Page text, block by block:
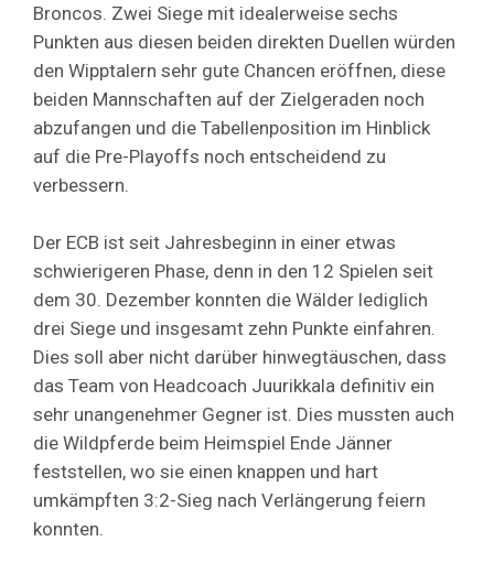
Broncos. Zwei Siege mit idealerweise sechs
Punkten aus diesen beiden direkten Duellen würden
den Wipptalern sehr gute Chancen eröffnen, diese
beiden Mannschaften auf der Zielgeraden noch
abzufangen und die Tabellenposition im Hinblick
auf die Pre-Playoffs noch entscheidend zu
verbessern.
Der ECB ist seit Jahresbeginn in einer etwas
schwierigeren Phase, denn in den 12 Spielen seit
dem 30. Dezember konnten die Wälder lediglich
drei Siege und insgesamt zehn Punkte einfahren.
Dies soll aber nicht darüber hinwegtäuschen, dass
das Team von Headcoach Juurikkala definitiv ein
sehr unangenehmer Gegner ist. Dies mussten auch
die Wildpferde beim Heimspiel Ende Jänner
feststellen, wo sie einen knappen und hart
umkämpften 3:2-Sieg nach Verlängerung feiern
konnten.